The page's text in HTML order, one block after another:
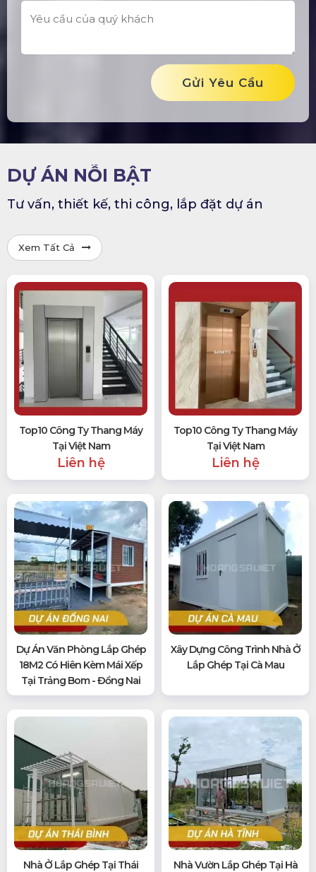
Gửi Yêu Cầu
DỰ ÁN NỖI BẬT
Tư vấn, thiết kế, thi công, lắp đặt dự án
Xem Tất Cả
Top10 Công Ty Thang Máy
Tại Việt Nam
Liên hệ
Top10 Công Ty Thang Máy
Tại Việt Nam
Liên hệ
Dự Án Văn Phòng Lắp Ghép
18M2 Có Hiên Kèm Mái Xếp
Tại Trảng Bom - Đồng Nai
Xây Dựng Công Trình Nhà Ở
Lắp Ghép Tại Cà Mau
Nhà Ở Lắp Ghép Tại Thái
Nhà Vườn Lắp Ghép Tại Hà